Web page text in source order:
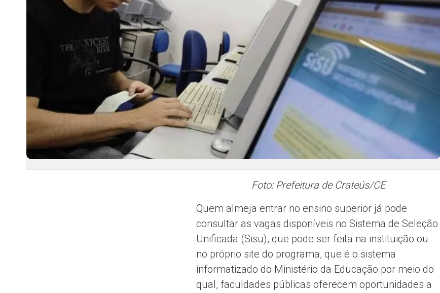
Foto: Prefeitura de Crateús/CE
Quem almeja entrar no ensino superior já pode
consultar as vagas disponíveis no Sistema de Seleção
Unificada (Sisu), que pode ser feita na instituição ou
no próprio site do programa, que é o sistema
informatizado do Ministério da Educação por meio do
qual, faculdades públicas oferecem oportunidades a